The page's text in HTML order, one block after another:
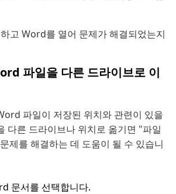
고 Word를 열어 문제가 해결되었는지
파일을 다른 드라이브로 이
파일이 저장된 위치와 관련이 있을
다른 드라이브나 위치로 옮기면 "파일
제를 해결하는 데 도움이 될 수 있습니
문서를 선택합니다.